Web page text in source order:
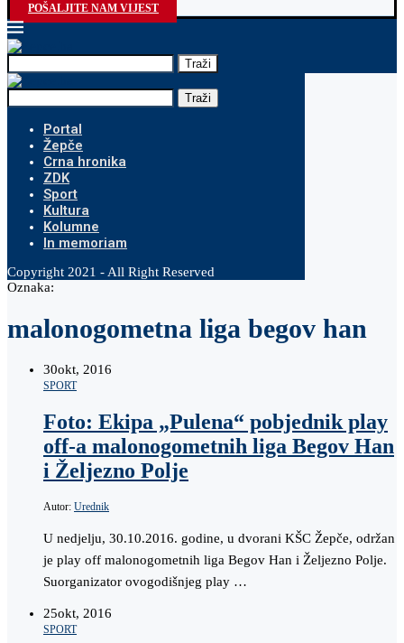
POŠALJITE NAM VIJEST
Traži
Traži
Portal
Žepče
Crna hronika
ZDK
Sport
Kultura
Kolumne
In memoriam
Copyright 2021 - All Right Reserved
Oznaka:
malonogometna liga begov han
30okt, 2016
SPORT
Foto: Ekipa „Pulena“ pobjednik play
off-a malonogometnih liga Begov Han
i Željezno Polje
Autor: Urednik
U nedjelju, 30.10.2016. godine, u dvorani KŠC Žepče, održan
je play off malonogometnih liga Begov Han i Željezno Polje.
Suorganizator ovogodišnjeg play …
25okt, 2016
SPORT